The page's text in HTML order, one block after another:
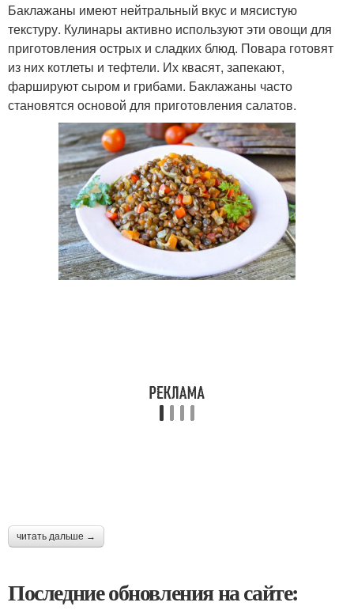
Баклажаны имеют нейтральный вкус и мясистую
текстуру. Кулинары активно используют эти овощи для
приготовления острых и сладких блюд. Повара готовят
из них котлеты и тефтели. Их квасят, запекают,
фаршируют сыром и грибами. Баклажаны часто
становятся основой для приготовления салатов.
читать дальше →
Последние обновления на сайте: